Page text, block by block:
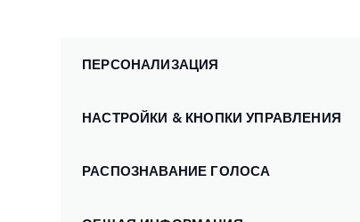
ПЕРСОНАЛИЗАЦИЯ
НАСТРОЙКИ & КНОПКИ УПРАВЛЕНИЯ
РАСПОЗНАВАНИЕ ГОЛОСА